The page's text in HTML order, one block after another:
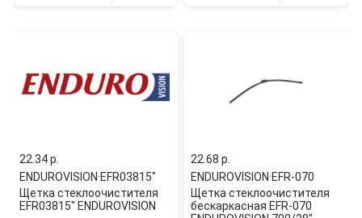
22.34 p.
ENDUROVISION·EFR03815"
Щетка стеклоочистителя
EFR03815" ENDUROVISION
22.68 p.
ENDUROVISION·EFR-070
Щетка стеклоочистителя
бескаркасная EFR-070